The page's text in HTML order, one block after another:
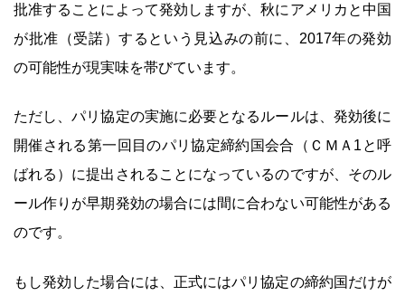
批准することによって発効しますが、秋にアメリカと中国
が批准（受諾）するという見込みの前に、2017年の発効
の可能性が現実味を帯びています。
ただし、パリ協定の実施に必要となるルールは、発効後に
開催される第一回目のパリ協定締約国会合（ＣＭＡ1と呼
ばれる）に提出されることになっているのですが、そのル
ール作りが早期発効の場合には間に合わない可能性がある
のです。
もし発効した場合には、正式にはパリ協定の締約国だけが